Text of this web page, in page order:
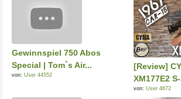
Gewinnspiel 750 Abos
Special | Tom`s Air...
von: User 44552
[Review]
XM177E2
von: User 4672